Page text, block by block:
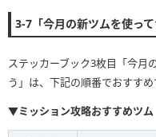
3-7「今月の新ツムを使っ
ステッカーブック3枚目「今月
う」は、下記の順番でおすすめ
▼ミッション攻略おすすめツム